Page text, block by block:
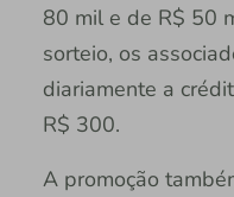
80 mil e de R$ 50
sorteio, os
diariamente a
R$ 300.
A promoção